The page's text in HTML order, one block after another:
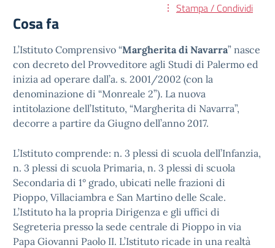
Stampa / Condividi
Cosa fa
L’Istituto Comprensivo “Margherita di Navarra” nasce
con decreto del Provveditore agli Studi di Palermo ed
inizia ad operare dall’a. s. 2001/2002 (con la
denominazione di “Monreale 2”). La nuova
intitolazione dell’Istituto, “Margherita di Navarra”,
decorre a partire da Giugno dell’anno 2017.
L’Istituto comprende: n. 3 plessi di scuola dell’Infanzia,
n. 3 plessi di scuola Primaria, n. 3 plessi di scuola
Secondaria di 1° grado, ubicati nelle frazioni di
Pioppo, Villaciambra e San Martino delle Scale.
L’Istituto ha la propria Dirigenza e gli uffici di
Segreteria presso la sede centrale di Pioppo in via
Papa Giovanni Paolo II. L’Istituto ricade in una realtà